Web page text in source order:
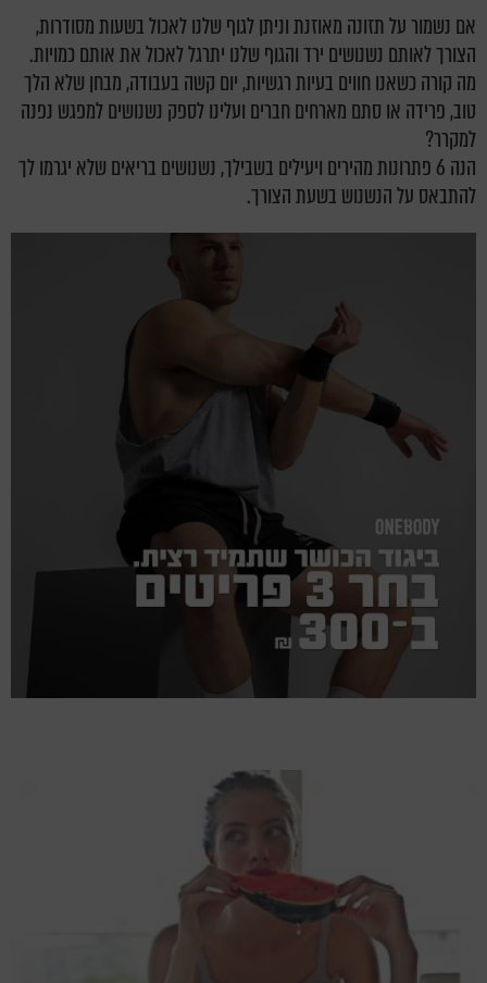
אם נשמור על תזונה מאוזנת וניתן לגוף שלנו לאכול בשעות מסודרות,
הצורך לאותם נשנושים ירד והגוף שלנו יתרגל לאכול את אותם כמויות.
מה קורה כשאנו חווים בעיות רגשיות, יום קשה בעבודה, מבחן שלא הלך
טוב, פרידה או סתם מארחים חברים ועלינו לספק נשנושים למפגש נפנה
למקרר?
הנה 6 פתרונות מהירים ויעילים בשבילך, נשנושים בריאים שלא יגרמו לך
להתבאס על הנשנוש בשעת הצורך.